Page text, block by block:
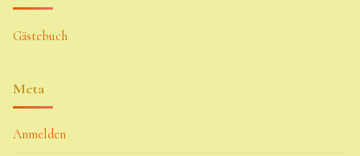
Gästebuch
Meta
Anmelden